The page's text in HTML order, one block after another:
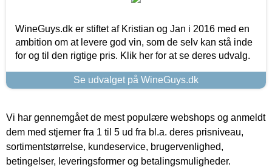
WineGuys.dk er stiftet af Kristian og Jan i 2016 med en
ambition om at levere god vin, som de selv kan stå inde
for og til den rigtige pris. Klik her for at se deres udvalg.
Se udvalget på WineGuys.dk
Vi har gennemgået de mest populære webshops og anmeldt
dem med stjerner fra 1 til 5 ud fra bl.a. deres prisniveau,
sortimentstørrelse, kundeservice, brugervenlighed,
betingelser, leveringsformer og betalingsmuligheder.